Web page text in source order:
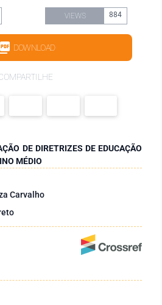
VIEWS 884
DOWNLOAD
DE DIRETRIZES DE EDUCAÇÃO
MÉDIO
Carvalho